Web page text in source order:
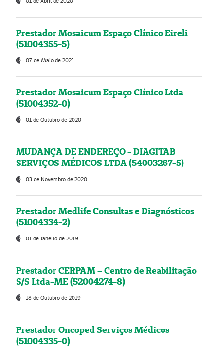
Prestador Mosaicum Espaço Clínico Eireli
(51004355-5)
07 de Maio de 2021
Prestador Mosaicum Espaço Clínico Ltda
(51004352-0)
01 de Outubro de 2020
MUDANÇA DE ENDEREÇO - DIAGITAB
SERVIÇOS MÉDICOS LTDA (54003267-5)
03 de Novembro de 2020
Prestador Medlife Consultas e Diagnósticos
(51004334-2)
01 de Janeiro de 2019
Prestador CERPAM – Centro de Reabilitação
S/S Ltda-ME (52004274-8)
18 de Outubro de 2019
Prestador Oncoped Serviços Médicos
(51004335-0)